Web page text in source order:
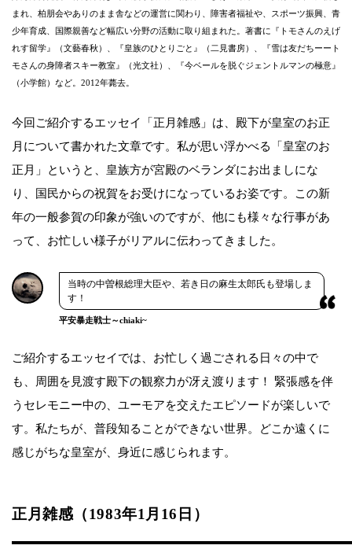
まれ、柏朋会やありのまま舎などの運営に関わり、障害者福祉や、スポーツ振興、青
少年育成、国際親善など幅広い分野の活動に取り組まれた。著書に『トモさんのえげ
れす留学』（文藝春秋）、『皇族のひとりごと』（二見書房）、『雪は友だちーート
モさんの身障者スキー教室』（光文社）、『今ベールを脱ぐジェントルマンの極意』
（小学館）など。2012年薨去。
今回ご紹介するエッセイ「正月雑感」は、殿下が皇室のお正
月について書かれた文章です。私が思い浮かべる「皇室のお
正月」というと、皇族方が宮殿のベランダにお出ましにな
り、国民からの祝賀をお受けになっているお姿です。この新
年の一般参賀の印象が強いのですが、他にも様々な行事があ
って、お忙しい様子がリアルに伝わってきました。
当時の中曽根総理大臣や、若き日の麻生太郎氏も登場しま
す！
平安暴走戦士～chiaki~
ご紹介するエッセイでは、お忙しく過ごされる日々の中で
も、周囲を見渡す殿下の観察力が冴え渡ります！ 緊張感を伴
うセレモニー中の、ユーモアを交えたエピソードが楽しいで
す。私たちが、普段知ることができない世界。どこか遠くに
感じがちな皇室が、身近に感じられます。
正月雑感（1983年1月16日）